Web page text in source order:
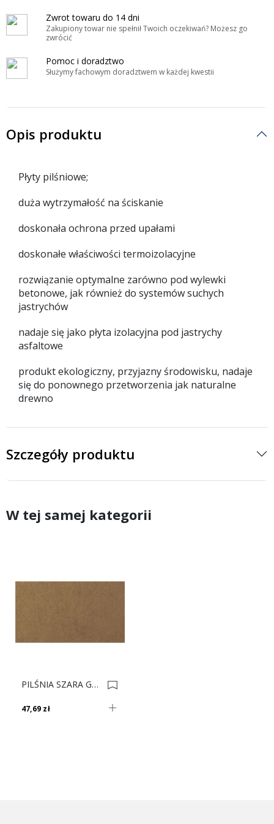
Zwrot towaru do 14 dni
Zakupiony towar nie spełnił Twoich oczekiwań? Możesz go
zwrócić
Pomoc i doradztwo
Służymy fachowym doradztwem w każdej kwestii
Opis produktu
Płyty pilśniowe;
duża wytrzymałość na ściskanie
doskonała ochrona przed upałami
doskonałe właściwości termoizolacyjne
rozwiązanie optymalne zarówno pod wylewki
betonowe, jak również do systemów suchych
jastrychów
nadaje się jako płyta izolacyjna pod jastrychy
asfaltowe
produkt ekologiczny, przyjazny środowisku, nadaje
się do ponownego przetworzenia jak naturalne
drewno
Szczegóły produktu
W tej samej kategorii
PILŚNIA SZARA GR 3.2 274.5x170 0000637
47,69 zł